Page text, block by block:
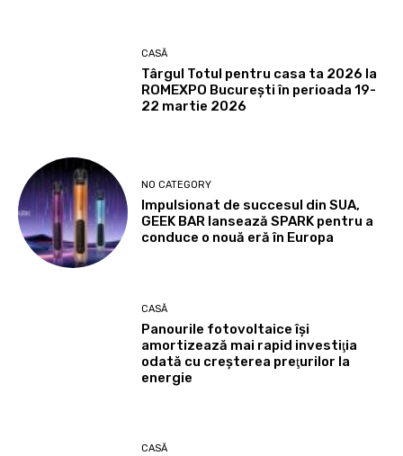
CASĂ
Târgul Totul pentru casa ta 2026 la
ROMEXPO Bucureşti în perioada 19-
22 martie 2026
NO CATEGORY
Impulsionat de succesul din SUA,
GEEK BAR lansează SPARK pentru a
conduce o nouă eră în Europa
CASĂ
Panourile fotovoltaice îşi
amortizează mai rapid investiţia
odată cu creşterea preţurilor la
energie
CASĂ